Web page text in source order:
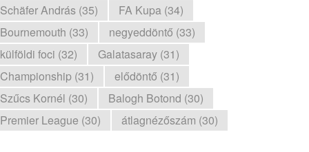
Schäfer András (35)
FA Kupa (34)
Bournemouth (33)
negyeddöntő (33)
külföldi foci (32)
Galatasaray (31)
Championship (31)
elődöntő (31)
Szűcs Kornél (30)
Balogh Botond (30)
Premier League (30)
átlagnézőszám (30)